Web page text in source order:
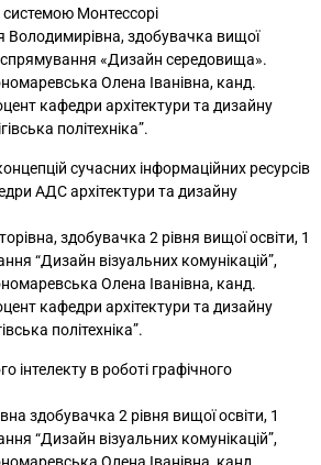
системою Монтессорі
Володимирівна, здобувачка вищої
спрямування «Дизайн середовища».
Олена Іванівна, канд.
кафедри архітектури та дизайну
політехніка”.
сучасних інформаційних ресурсів
АДС архітектури та дизайну
здобувачка 2 рівня вищої освіти, 1
“Дизайн візуальних комунікацій”,
Олена Іванівна, канд.
кафедри архітектури та дизайну
політехніка”.
інтелекту в роботі графічного
здобувачка 2 рівня вищої освіти, 1
“Дизайн візуальних комунікацій”,